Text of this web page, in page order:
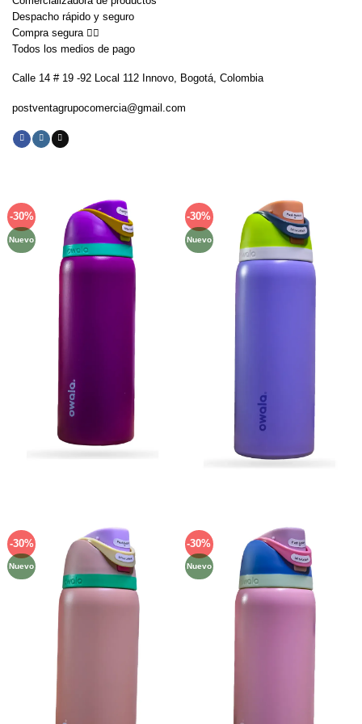
Despacho rápido y seguro
Compra segura 👇🏼
Todos los medios de pago
Calle 14 # 19 -92 Local 112 Innovo, Bogotá, Colombia
postventagrupocomercia@gmail.com
-30%
Nuevo
deseos
-30%
Nuevo
lista de
deseos
-30%
Nuevo
lista de
deseos
-30%
Nuevo
lista de
deseos